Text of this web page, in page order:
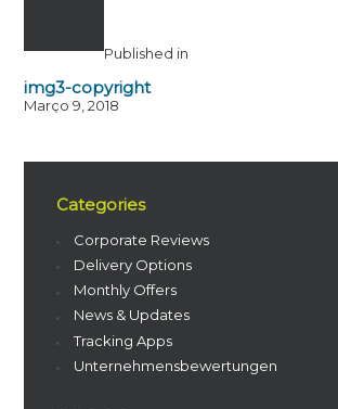
Published in
img3-copyright
Março 9, 2018
Categories
Corporate Reviews
Delivery Options
Monthly Offers
News & Updates
Tracking Apps
Unternehmensbewertungen